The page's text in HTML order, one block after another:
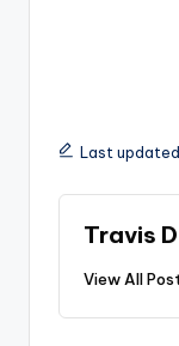
Last
Travis
View All